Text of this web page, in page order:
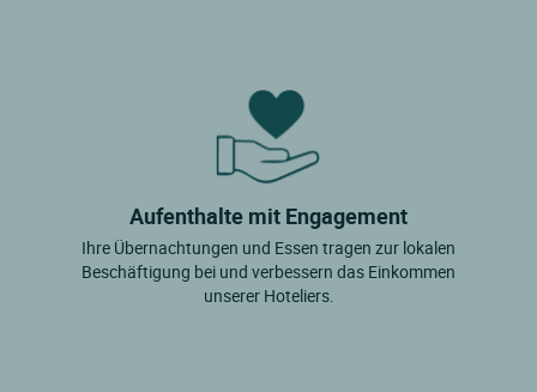
Aufenthalte mit Engagement
Ihre Übernachtungen und Essen tragen zur lokalen
Beschäftigung bei und verbessern das Einkommen
unserer Hoteliers.